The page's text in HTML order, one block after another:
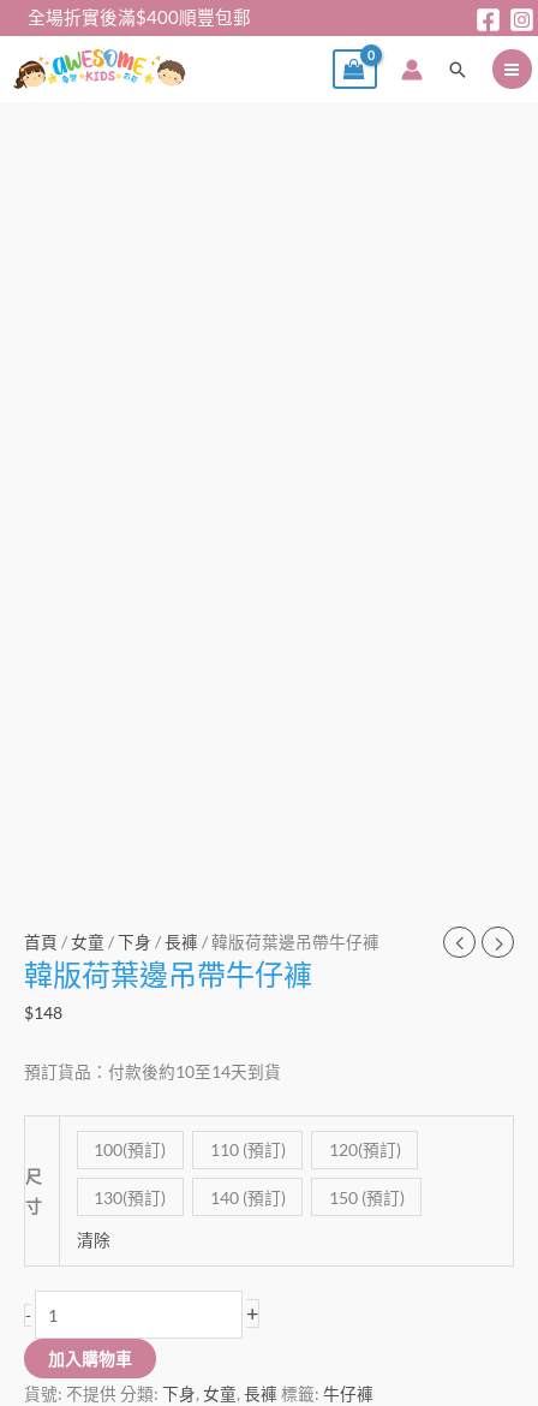
全場折實後滿$400順豐包郵
搜
首頁 /女童 /下身 /長褲 / 韓版荷葉邊吊帶牛仔褲
韓版荷葉邊吊帶牛仔褲
$148
預訂貨品：付款後約10至14天到貨
尺
寸
100(預訂) 110 (預訂) 120(預訂)
130(預訂) 140 (預訂) 150 (預訂)
清除
- +
加入購物車
貨號: 不提供 分類: 下身, 女童, 長褲 標籤: 牛仔褲